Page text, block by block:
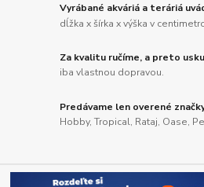
Vyrábané akváriá a teráriá
dĺžka x šírka x výška v
Za kvalitu ručíme, a preto
iba vlastnou dopravou.
Predávame len overené
Hobby, Tropical, Rataj, Oase,